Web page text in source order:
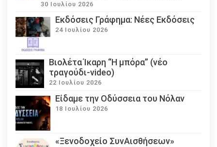
30 Ιουλίου 2026
Εκδόσεις Γράφημα: Νέες Εκδόσεις
24 Ιουλίου 2026
Βιολέτα Ίκαρη “Η μπόρα” (νέο
τραγούδι-video)
22 Ιουλίου 2026
Eίδαμε την Οδύσσεια του Νόλαν
18 Ιουλίου 2026
«Ξενοδοχείο ΣυνΑισθήσεων»